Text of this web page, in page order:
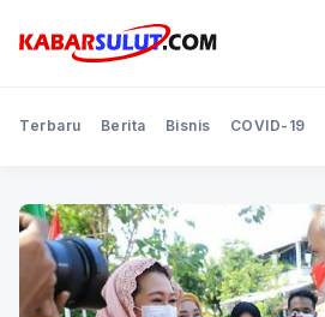
Terbaru Berita Bisnis COVID-19